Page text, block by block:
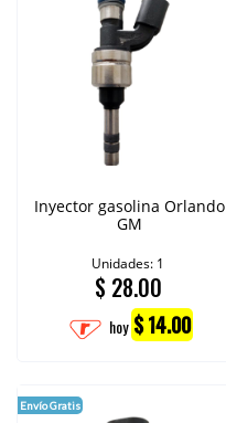
Inyector gasolina Orlando
GM
Unidades: 1
$ 28.00
hoy $ 14.00
Envío Gratis